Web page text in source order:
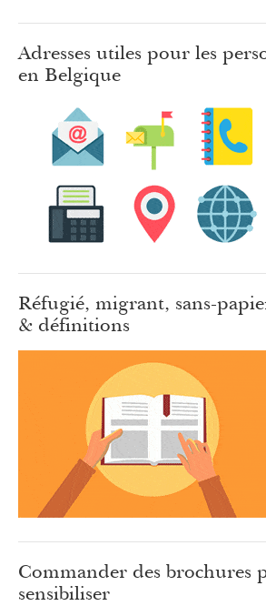
Adresses utiles pour les
en Belgique
Réfugié, migrant, sans-
& définitions
Commander des brochures
sensibiliser